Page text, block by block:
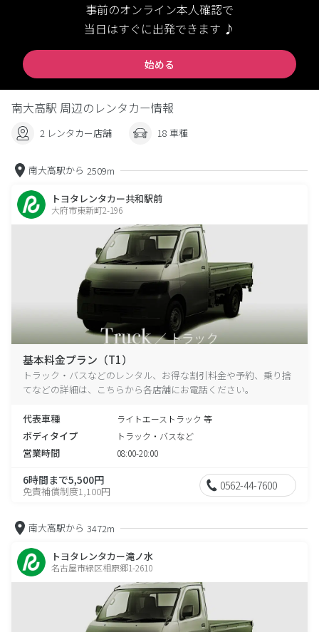
事前のオンライン本人確認で
当日はすぐに出発できます ♪
始める
南大高駅 周辺のレンタカー情報
2 レンタカー店舗 18 車種
南大高駅から 2509m
トヨタレンタカー共和駅前
大府市東新町2-196
基本料金プラン（T1）
トラック・バスなどのレンタル、お得な割引料金や予約、乗り捨
てなどの詳細は、こちらから各店舗にお電話ください。
代表車種 ライトエーストラック 等
ボディタイプ トラック・バスなど
営業時間 08:00-20:00
6時間まで5,500円
免責補償制度1,100円 0562-44-7600
南大高駅から 3472m
トヨタレンタカー滝ノ水
名古屋市緑区相原郷1-2610